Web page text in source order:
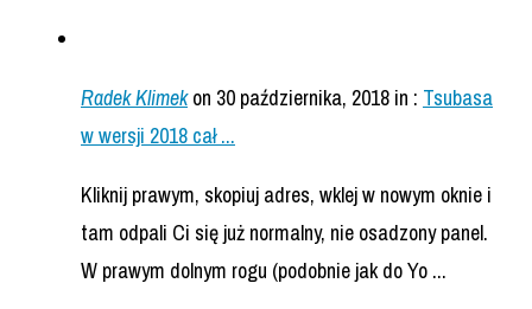
Radek Klimek on 30 października, 2018 in : Tsubasa
w wersji 2018 cał ...
Kliknij prawym, skopiuj adres, wklej w nowym oknie i
tam odpali Ci się już normalny, nie osadzony panel.
W prawym dolnym rogu (podobnie jak do Yo ...